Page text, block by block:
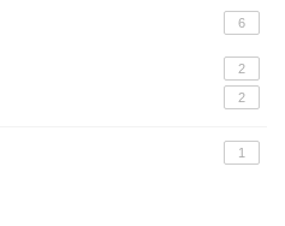
6
2
2
1